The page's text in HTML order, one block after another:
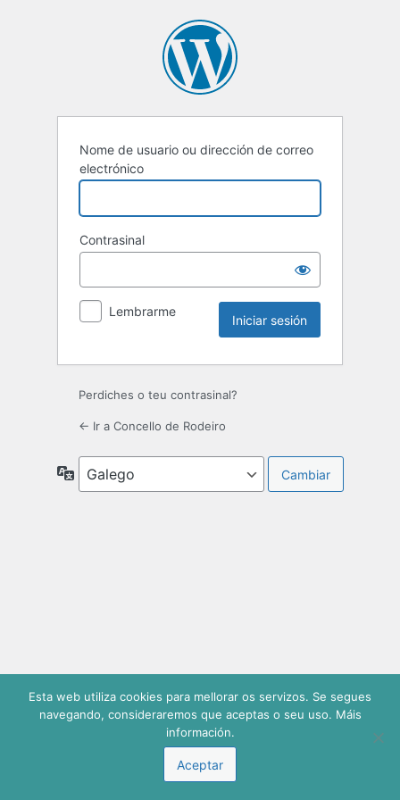
Nome de usuario ou dirección de correo
electrónico
Contrasinal
Lembrarme
Perdiches o teu contrasinal?
← Ir a Concello de Rodeiro
Idiomas
Esta web utiliza cookies para mellorar os servizos. Se segues
navegando, consideraremos que aceptas o seu uso. Máis
información.
Aceptar